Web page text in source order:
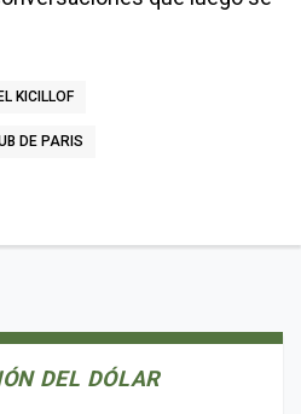
KICILLOF
DE PARIS
DEL DÓLAR